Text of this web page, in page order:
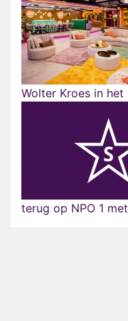
Wolter Kroes in het
terug op NPO 1